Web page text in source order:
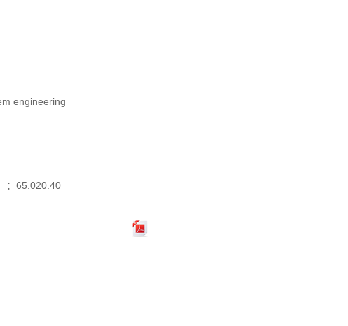
engineering
65.020.40